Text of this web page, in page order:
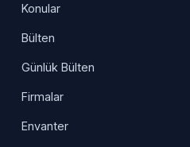
Konular
Bülten
Günlük Bülten
Firmalar
Envanter